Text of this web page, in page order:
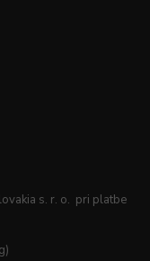
s. r. o. pri platbe